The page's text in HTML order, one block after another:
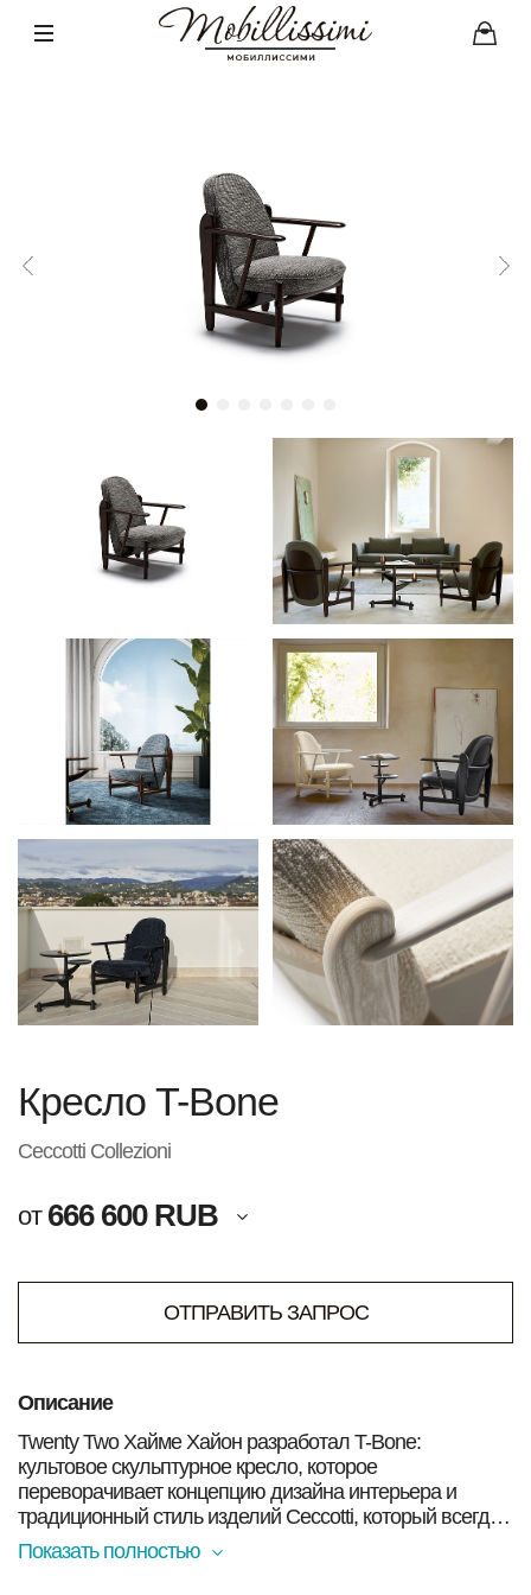
Кресло T-Bone
Ceccotti Collezioni
от 666 600 RUB
ОТПРАВИТЬ ЗАПРОС
Описание
Twenty Two Хайме Хайон разработал T-Bone:
культовое скульптурное кресло, которое
переворачивает концепцию дизайна интерьера и
традиционный стиль изделий Ceccotti, который всегда
ассоциировался с извилистостью гнутого дерева.
Показать полностью